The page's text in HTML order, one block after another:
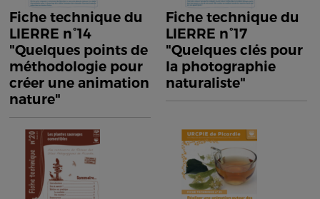
Fiche technique du
LIERRE n°14
"Quelques points de
méthodologie pour
créer une animation
nature"
Fiche technique du
LIERRE n°17
"Quelques clés pour
la photographie
naturaliste"